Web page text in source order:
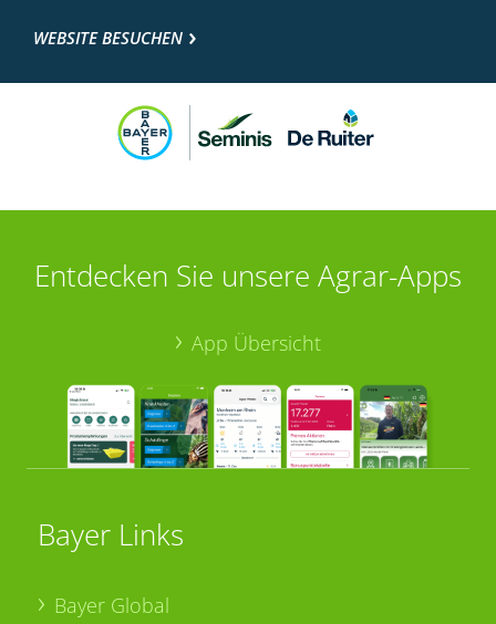
WEBSITE BESUCHEN
Entdecken Sie unsere Agrar-Apps
App Übersicht
Bayer Links
Bayer Global